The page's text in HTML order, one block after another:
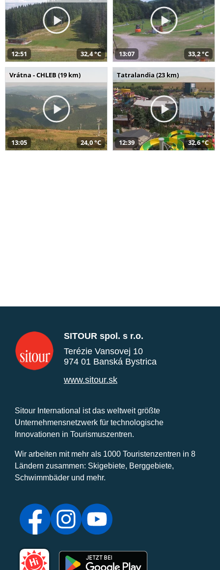
12:51 32,4 °C 13:07 33,2 °C
Vrátna - CHLEB (19 km)
13:05 24,0 °C
Tatralandia (23 km)
12:39 32,6 °C
SITOUR spol. s r.o.
Terézie Vansovej 10
974 01 Banská Bystrica
www.sitour.sk
Sitour International ist das weltweit größte
Unternehmensnetzwerk für technologische
Innovationen in Tourismuszentren.
Wir arbeiten mit mehr als 1000 Touristenzentren in 8
Ländern zusammen: Skigebiete, Berggebiete,
Schwimmbäder und mehr.